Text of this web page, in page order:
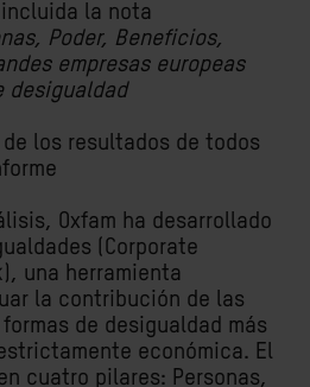
la nota
Poder, Beneficios,
empresas europeas
desigualdad
d e los resultados de todos
Oxfam ha desarrollado
(Corporate
una herramienta
la contribución de las
de desigualdad más
económica. El
cuatro pilares: Personas,